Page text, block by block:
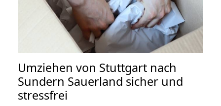
Umziehen von Stuttgart nach
Sundern Sauerland sicher und
stressfrei